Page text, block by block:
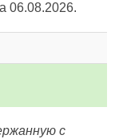
06.08.2026.
с